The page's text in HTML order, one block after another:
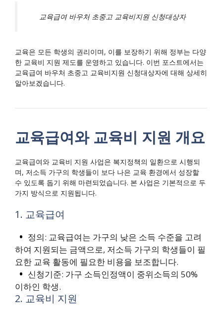
교육급여 바우처 초중고 교육비지원 신청대상자
교육은 모든 학생의 권리이며, 이를 보장하기 위해 정부는 다양
한 교육비 지원 제도를 운영하고 있습니다. 이번 포스트에서는
교육급여 바우처 초중고 교육비지원 신청대상자에 대해 상세히
알아보겠습니다.
교육급여와 교육비 지원 개요
교육급여와 교육비 지원 사업은 복지정책의 일환으로 시행되
며, 저소득 가구의 학생들이 보다 나은 교육 환경에서 성장할
수 있도록 돕기 위해 마련되었습니다. 본 사업은 기본적으로 두
가지 방식으로 지원됩니다.
1. 교육급여
정의: 교육급여는 가구의 낮은 소득 수준을 고려
하여 지원되는 금액으로, 저소득 가구의 학생들이 필
요한 교육 활동에 필요한 비용을 보조합니다.
신청기준: 가구 소득인정액이 중위소득의 50%
이하인 학생.
2. 교육비 지원